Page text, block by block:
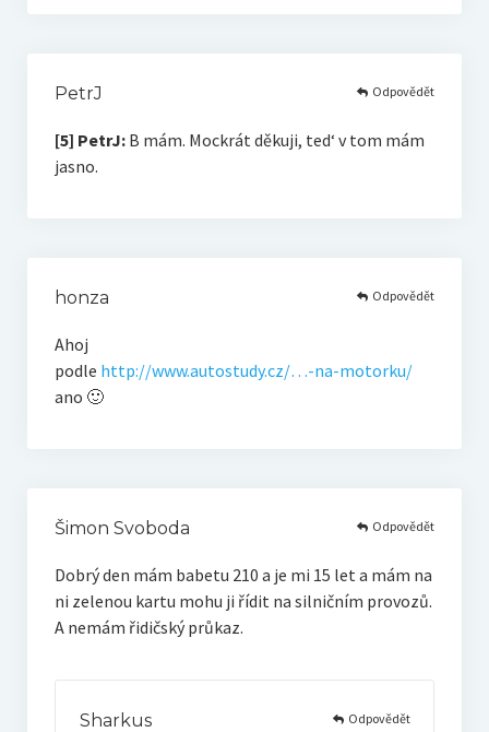
PetrJ
[5] PetrJ:B mám. Mockrát děkuji, ted‘ v tom mám
jasno.
Odpovědět
honza
Ahoj
podle http://www.autostudy.cz/…-na-motorku/
ano 🙂
Odpovědět
Šimon Svoboda
Dobrý den mám babetu 210 a je mi 15 let a mám na
ni zelenou kartu mohu ji řídit na silničním provozů.
A nemám řidičský průkaz.
Odpovědět
Sharkus Odpovědět